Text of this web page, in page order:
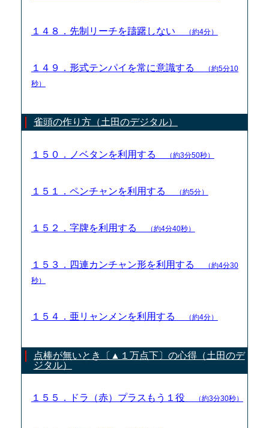
１４８．先制リーチを躊躇しない （約4分）
１４９．形式テンパイを常に意識する
（約5分10
秒）
雀頭の作り方（土田のデジタル）
１５０．ノベタンを利用する （約3分50秒）
１５１．ペンチャンを利用する （約5分）
１５２．字牌を利用する （約4分40秒）
１５３．四連カンチャン形を利用する
（約4分30
秒）
１５４．亜リャンメンを利用する （約4分）
点棒が無いとき〔▲１万点下〕の心得（土田のデ
ジタル）
１５５．ドラ（赤）プラスもう１役 （約3分30秒）